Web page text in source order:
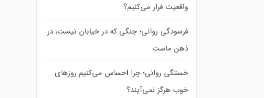
واقعیت فرار می‌کنیم؟
فرسودگی روانی؛ جنگی که در خیابان نیست، در
ذهن ماست
خستگی روانی؛ چرا احساس می‌کنیم روزهای
خوب هرگز نمی‌آیند؟